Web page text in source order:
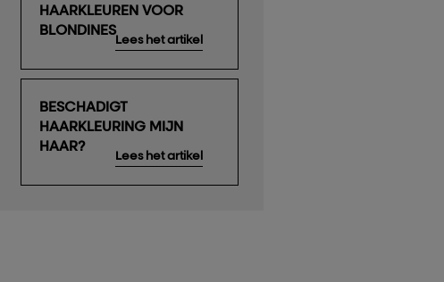
HAARKLEUREN VOOR
BLONDINES
Lees het artikel
BESCHADIGT
HAARKLEURING MIJN
HAAR?
Lees het artikel